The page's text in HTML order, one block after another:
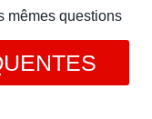
mêmes questions